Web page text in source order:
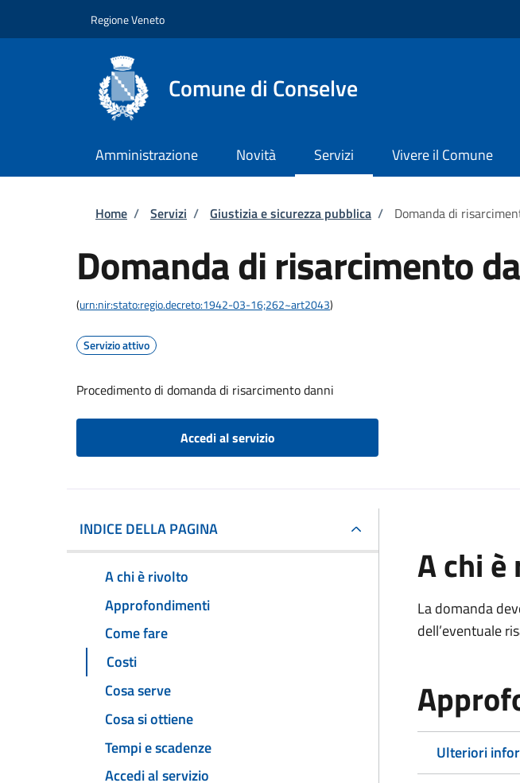
Regione Veneto
Comune di Conselve
Amministrazione Novità Servizi Vivere il Comune
Briciole di pane
Home / Servizi / Giustizia e sicurezza pubblica / Domanda di
Domanda di risarcimento
(urn:nir:stato:regio.decreto:1942-03-16;262~art2043)
Servizio attivo
Procedimento di domanda di risarcimento danni
Accedi al servizio
INDICE DELLA PAGINA
A chi è rivolto
Approfondimenti
Come fare
Costi
Cosa serve
Cosa si ottiene
Tempi e scadenze
Accedi al servizio
A chi
La domanda
dell’eventuale
Ulteriori